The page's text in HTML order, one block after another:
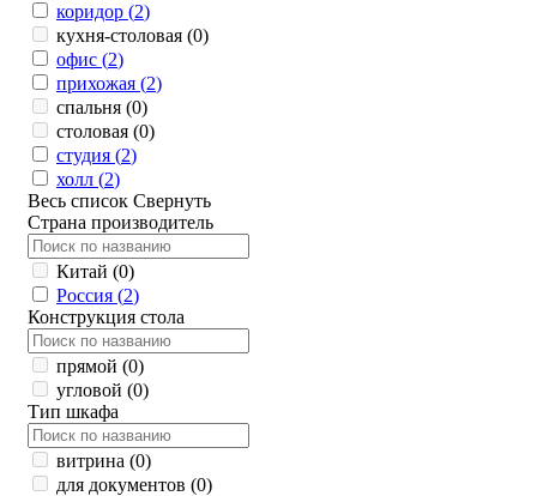
коридор (2)
кухня-столовая (0)
офис (2)
прихожая (2)
спальня (0)
столовая (0)
студия (2)
холл (2)
Весь список Свернуть
Страна производитель
Китай (0)
Россия (2)
Конструкция стола
прямой (0)
угловой (0)
Тип шкафа
витрина (0)
для документов (0)